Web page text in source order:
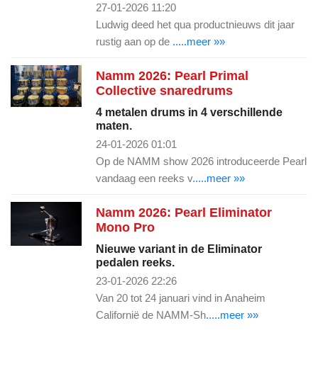
27-01-2026 11:20
Ludwig deed het qua productnieuws dit jaar
rustig aan op de .....meer »»
Namm 2026: Pearl Primal
Collective snaredrums
4 metalen drums in 4 verschillende
maten.
24-01-2026 01:01
Op de NAMM show 2026 introduceerde Pearl
vandaag een reeks v.....meer »»
Namm 2026: Pearl Eliminator
Mono Pro
Nieuwe variant in de Eliminator
pedalen reeks.
23-01-2026 22:26
Van 20 tot 24 januari vind in Anaheim
Californië de NAMM-Sh.....meer »»